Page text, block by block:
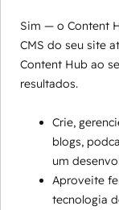
Sim — o Content
CMS do seu site
Content Hub ao
resultados.
Crie,
blogs,
um
Aproveite
tecnologia